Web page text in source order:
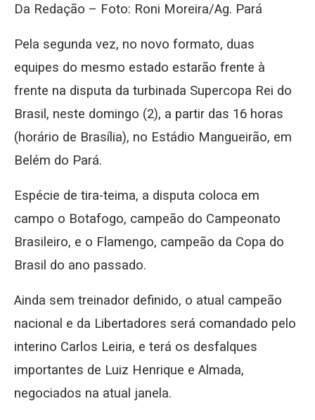
Da Redação – Foto: Roni Moreira/Ag. Pará
Pela segunda vez, no novo formato, duas
equipes do mesmo estado estarão frente à
frente na disputa da turbinada Supercopa Rei do
Brasil, neste domingo (2), a partir das 16 horas
(horário de Brasília), no Estádio Mangueirão, em
Belém do Pará.
Espécie de tira-teima, a disputa coloca em
campo o Botafogo, campeão do Campeonato
Brasileiro, e o Flamengo, campeão da Copa do
Brasil do ano passado.
Ainda sem treinador definido, o atual campeão
nacional e da Libertadores será comandado pelo
interino Carlos Leiria, e terá os desfalques
importantes de Luiz Henrique e Almada,
negociados na atual janela.